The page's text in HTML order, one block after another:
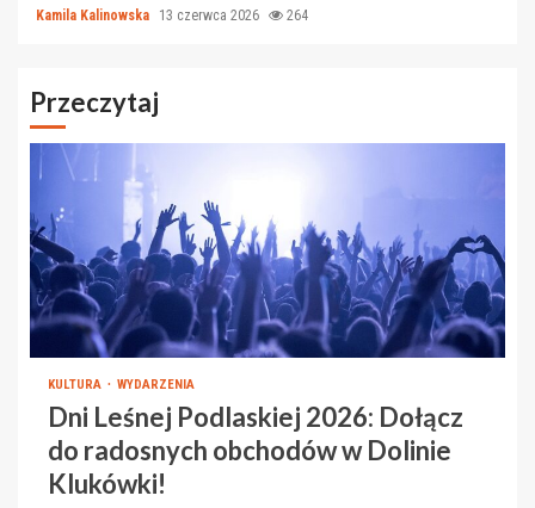
Kamila Kalinowska 13 czerwca 2026 264
Przeczytaj
KULTURA WYDARZENIA
Dni Leśnej Podlaskiej 2026: Dołącz
do radosnych obchodów w Dolinie
Klukówki!